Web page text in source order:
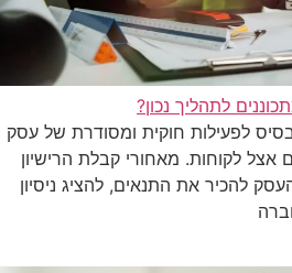
לתהליך נכון?
לפעילות חוקית ומסודרת של עסק
אצל לקוחות. מאחורי קבלת הרישיון
להכיר את התנאים, להציג ניסיון